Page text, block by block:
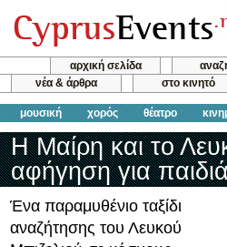
αρχική σελίδα
νέα & άρθρα
στο κινητό
μουσική χορός θέατρο
Η Μαίρη και το
αφήγηση για
Ένα παραμυθένιο ταξίδι
αναζήτησης του Λευκού